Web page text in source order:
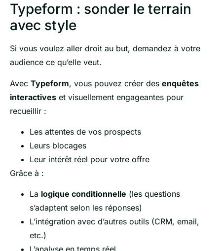
Typeform : sonder le terrain
avec style
Si vous voulez aller droit au but, demandez à votre
audience ce qu’elle veut.
Avec Typeform, vous pouvez créer des enquêtes
interactives et visuellement engageantes pour
recueillir :
Les attentes de vos prospects
Leurs blocages
Leur intérêt réel pour votre offre
Grâce à :
La logique conditionnelle (les questions
s’adaptent selon les réponses)
L’intégration avec d’autres outils (CRM, email,
etc.)